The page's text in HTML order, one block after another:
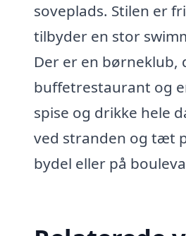
soveplads. Stilen er
tilbyder en stor
Der er en
buffetrestaurant og
spise og drikke hele
ved stranden og tæt
bydel eller på